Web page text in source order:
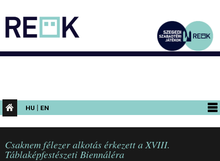
HU | EN
PROGRAMOK
KIÁLLÍTÁSOK
Csaknem félezer alkotás érkezett a XVIII.
Táblaképfestészeti Biennáléra